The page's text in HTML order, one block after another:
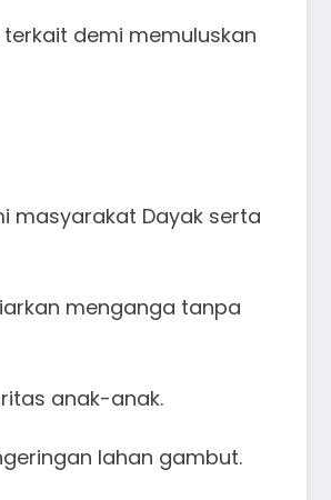
demi memuluskan
masyarakat Dayak serta
menganga tanpa
anak-anak.
lahan gambut.